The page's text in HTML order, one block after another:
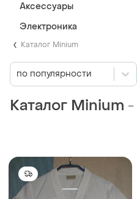
Каталог Minium
Каталог Minium -
по популярности
Аксессуары
Электроника